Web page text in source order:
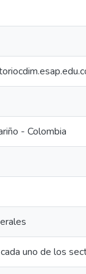
- Colombia
uno de los